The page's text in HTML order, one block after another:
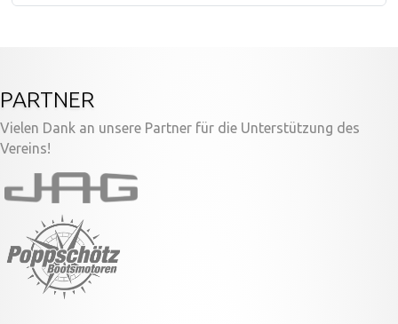
PARTNER
Vielen Dank an unsere Partner für die Unterstützung des
Vereins!